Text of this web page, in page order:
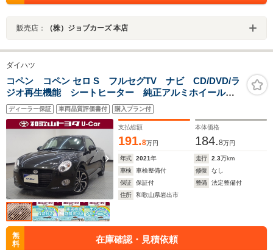
販売店： （株）ジョブカーズ 本店
ダイハツ
コペン コペン セロ S フルセグTV ナビ CD/DVD/ラ
ジオ再生機能 シートヒーター 純正アルミホイール
オートエアコン LEDヘッドライト スマートキー パ
ワーウィンドウ
ディーラー保証 車両品質評価書付 購入プラン付
支払総額
191.8万円
本体価格
184.8万円
年式 2021年 走行 2.3万km
車検
車検整備付 修復
なし
保証
保証付 整備
法定整備付
住所
和歌山県岩出市
無
料
在庫確認・見積依頼